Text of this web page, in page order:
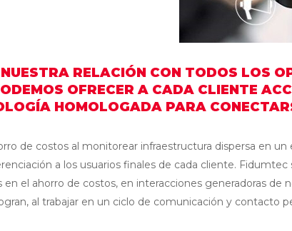
RELACIÓN CON TODOS LOS
OFRECER A CADA CLIENTE
HOMOLOGADA PARA
de costos al monitorear infraestructura dispersa en
a los usuarios finales de cada cliente.
en el ahorro de costos, en interacciones generadoras
al trabajar en un ciclo de comunicación y contacto